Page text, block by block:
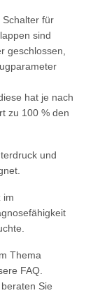
für
sind
geschlossen,
hat je nach
zu 100 % den
und
im
Thema
FAQ.
Sie